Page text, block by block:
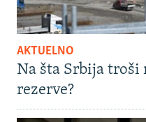
AKTUELNO
Na šta Srbija troši
rezerve?